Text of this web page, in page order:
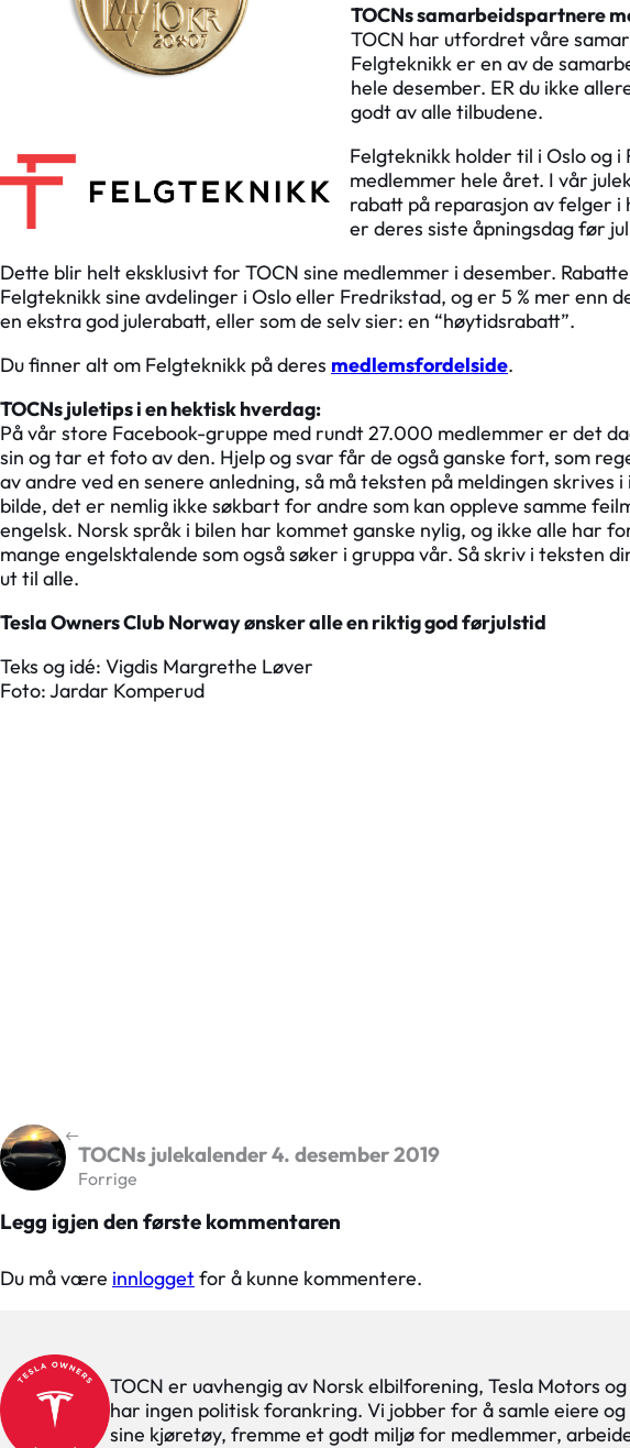
TOCNs samarbeidspartnere
TOCN har utfordret våre
Felgteknikk er en av de
hele desember. ER du ikke
godt av alle tilbudene.
Felgteknikk holder til i Oslo og
medlemmer hele året. I vår
rabatt på reparasjon av felger
er deres siste åpningsdag før
Dette blir helt eksklusivt for TOCN sine medlemmer i desember.
Felgteknikk sine avdelinger i Oslo eller Fredrikstad, og er 5 % mer enn
en ekstra god julerabatt, eller som de selv sier: en “høytidsrabatt”.
Du finner alt om Felgteknikk på deres medlemsfordelside.
TOCNs juletips i en hektisk hverdag:
På vår store Facebook-gruppe med rundt 27.000 medlemmer er det
sin og tar et foto av den. Hjelp og svar får de også ganske fort, som
av andre ved en senere anledning, så må teksten på meldingen skrives
bilde, det er nemlig ikke søkbart for andre som kan oppleve samme
engelsk. Norsk språk i bilen har kommet ganske nylig, og ikke alle har
mange engelsktalende som også søker i gruppa vår. Så skriv i teksten
ut til alle.
Tesla Owners Club Norway ønsker alle en riktig god førjulstid
Teks og idé: Vigdis Margrethe Løver
Foto: Jardar Komperud
Forrige
TOCNs julekalender 4. desember 2019
Legg igjen den første kommentaren
Du må være innloggetfor å kunne kommentere.
TOCN er uavhengig av Norsk elbilforening, Tesla Motors
har ingen politisk forankring. Vi jobber for å samle eiere
sine kjøretøy, fremme et godt miljø for medlemmer,